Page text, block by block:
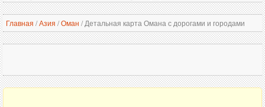
Главная /Азия /Оман /Детальная карта Омана с дорогами и городами